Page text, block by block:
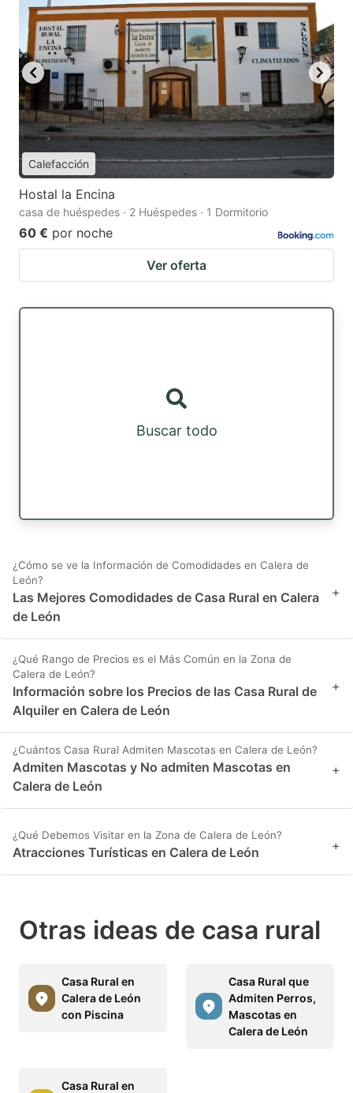
Calefacción
Hostal la Encina
casa de huéspedes · 2 Huéspedes · 1 Dormitorio
60 € por noche
Ver oferta
Buscar todo
¿Cómo se ve la Información de Comodidades en Calera de
León?
Las Mejores Comodidades de Casa Rural en Calera
de León
+
¿Qué Rango de Precios es el Más Común en la Zona de
Calera de León?
Información sobre los Precios de las Casa Rural de
Alquiler en Calera de León
+
¿Cuántos Casa Rural Admiten Mascotas en Calera de León?
Admiten Mascotas y No admiten Mascotas en
Calera de León
+
¿Qué Debemos Visitar en la Zona de Calera de León?
Atracciones Turísticas en Calera de León +
Otras ideas de casa rural
Casa Rural en
Calera de León
con Piscina
Casa Rural que
Admiten Perros,
Mascotas en
Calera de León
Casa Rural en